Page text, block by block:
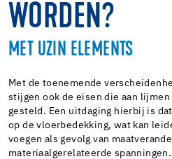
WORDEN?
MET UZIN ELEMENTS
Met de toenemende
stijgen ook de eisen die aan
gesteld. Een uitdaging hierbij is
op de vloerbedekking, wat kan
voegen als gevolg van
materiaalgerelateerde spanningen.